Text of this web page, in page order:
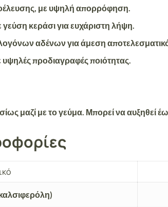
με υψηλή απορρόφηση.
γεύση κεράσιγια ευχάριστη λήψη.
αδένωνγια άμεση
υψηλές προδιαγραφές ποιότητας.
μαζί με το γεύμα. Μπορεί να αυξηθεί